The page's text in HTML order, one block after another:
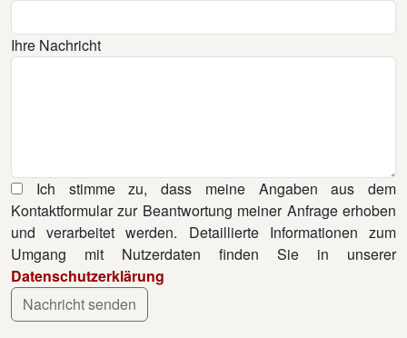
Ihre Nachricht
Ich stimme zu, dass meine Angaben aus dem
Kontaktformular zur Beantwortung meiner Anfrage erhoben
und verarbeitet werden. Detaillierte Informationen zum
Umgang mit Nutzerdaten finden Sie in unserer
Datenschutzerklärung